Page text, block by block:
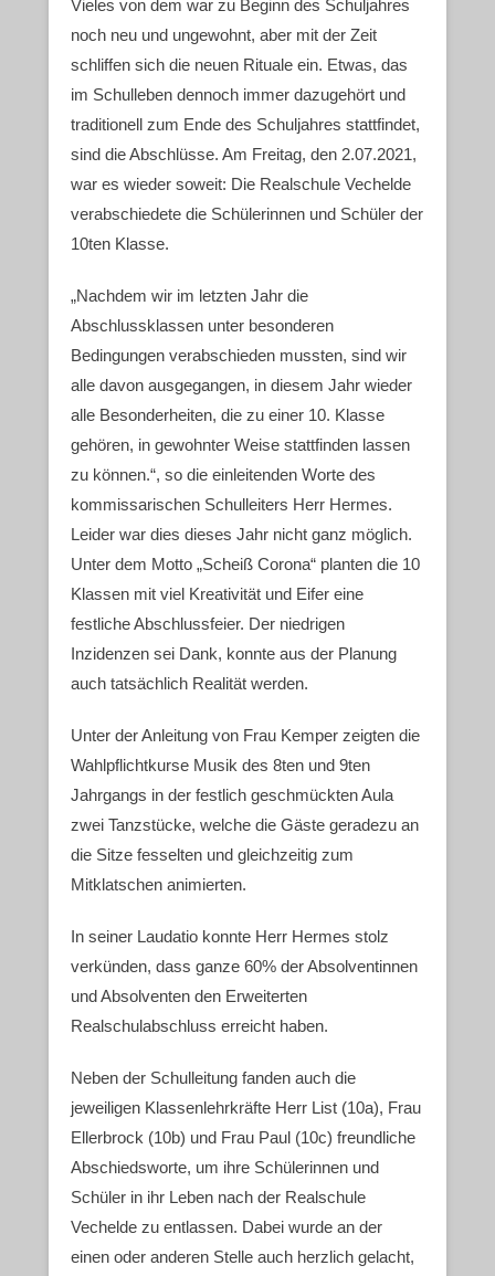
Vieles von dem war zu Beginn des Schuljahres
noch neu und ungewohnt, aber mit der Zeit
schliffen sich die neuen Rituale ein. Etwas, das
im Schulleben dennoch immer dazugehört und
traditionell zum Ende des Schuljahres stattfindet,
sind die Abschlüsse. Am Freitag, den 2.07.2021,
war es wieder soweit: Die Realschule Vechelde
verabschiedete die Schülerinnen und Schüler der
10ten Klasse.
„Nachdem wir im letzten Jahr die
Abschlussklassen unter besonderen
Bedingungen verabschieden mussten, sind wir
alle davon ausgegangen, in diesem Jahr wieder
alle Besonderheiten, die zu einer 10. Klasse
gehören, in gewohnter Weise stattfinden lassen
zu können.“, so die einleitenden Worte des
kommissarischen Schulleiters Herr Hermes.
Leider war dies dieses Jahr nicht ganz möglich.
Unter dem Motto „Scheiß Corona“ planten die 10
Klassen mit viel Kreativität und Eifer eine
festliche Abschlussfeier. Der niedrigen
Inzidenzen sei Dank, konnte aus der Planung
auch tatsächlich Realität werden.
Unter der Anleitung von Frau Kemper zeigten die
Wahlpflichtkurse Musik des 8ten und 9ten
Jahrgangs in der festlich geschmückten Aula
zwei Tanzstücke, welche die Gäste geradezu an
die Sitze fesselten und gleichzeitig zum
Mitklatschen animierten.
In seiner Laudatio konnte Herr Hermes stolz
verkünden, dass ganze 60% der Absolventinnen
und Absolventen den Erweiterten
Realschulabschluss erreicht haben.
Neben der Schulleitung fanden auch die
jeweiligen Klassenlehrkräfte Herr List (10a), Frau
Ellerbrock (10b) und Frau Paul (10c) freundliche
Abschiedsworte, um ihre Schülerinnen und
Schüler in ihr Leben nach der Realschule
Vechelde zu entlassen. Dabei wurde an der
einen oder anderen Stelle auch herzlich gelacht,